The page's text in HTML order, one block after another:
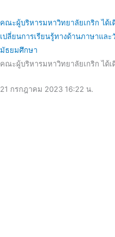
คณะผู้บริหารมหาวิทยาลัยเกริก ได้
เปลี่ยนการเรียนรู้ทางด้านภาษาแล
มัธยมศึกษา
คณะผู้บริหารมหาวิทยาลัยเกริก ได้เ
21 กรกฎาคม 2023 16:22 น.